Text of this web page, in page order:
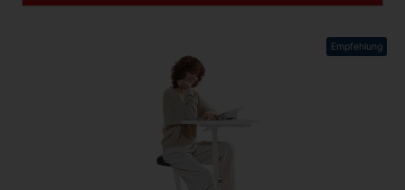
Empfehlung